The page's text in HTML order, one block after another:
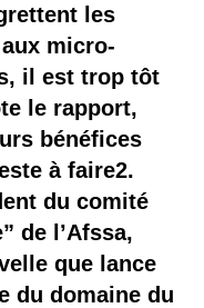
les
micro-
il est trop tôt
le rapport,
bénéfices
à faire2.
du comité
de l’Afssa,
que lance
du domaine du